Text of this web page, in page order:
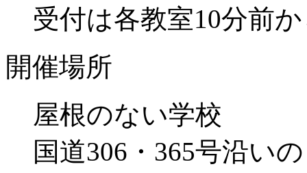
受付は各教室10分前
開催場所
屋根のない学校
国道306・365号沿い